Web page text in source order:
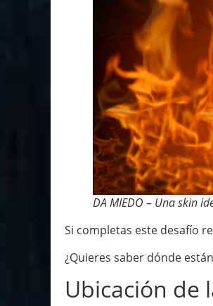
DA MIEDO – Una skin
Si completas este desafío
¿Quieres saber dónde
Ubicación de